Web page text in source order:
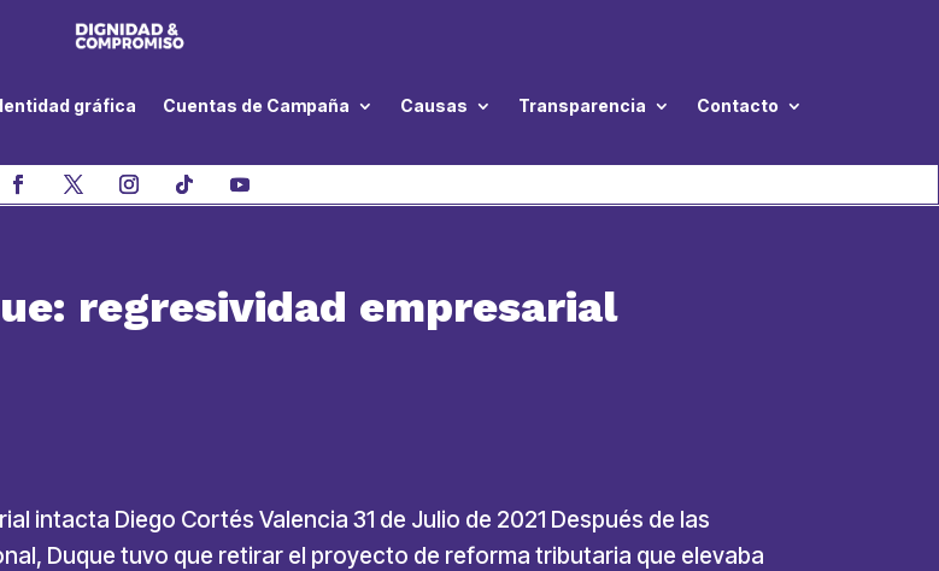
gráfica Cuentas de Campaña Causas Transparencia Contacto
regresividad empresarial
intacta Diego Cortés Valencia 31 de Julio de 2021 Después de las
Duque tuvo que retirar el proyecto de reforma tributaria que elevaba